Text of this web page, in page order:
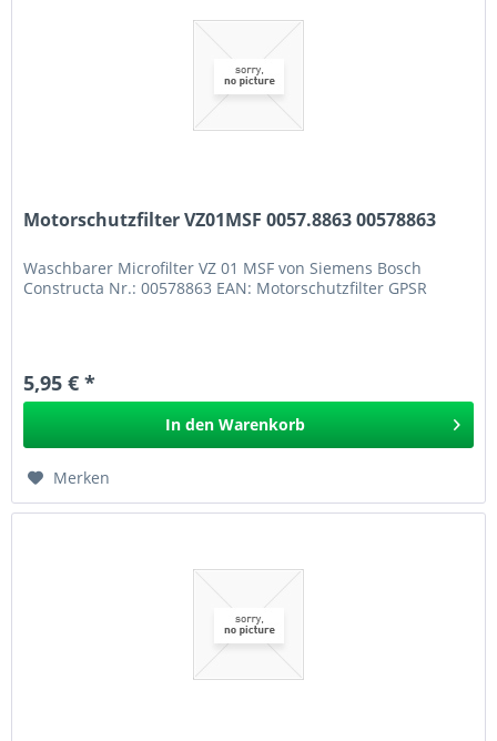
Motorschutzfilter VZ01MSF 0057.8863 00578863
Waschbarer Microfilter VZ 01 MSF von Siemens Bosch
Constructa Nr.: 00578863 EAN: Motorschutzfilter GPSR
5,95 € *
In den Warenkorb
Merken